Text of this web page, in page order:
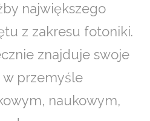
największego
z zakresu fotoniki.
znajduje swoje
w przemyśle
naukowym,